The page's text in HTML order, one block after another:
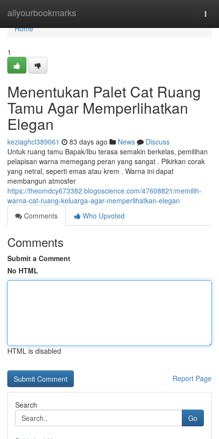
allyourbookmarks
Home
Home
1
Menentukan Palet Cat Ruang
Tamu Agar Memperlihatkan
Elegan
keziaghcl389061 83 days ago News
Discuss
Untuk ruang tamu Bapak/Ibu terasa semakin berkelas, pemilihan
pelapisan warna memegang peran yang sangat . Pikirkan corak
yang netral, seperti emas atau krem . Warna ini dapat
membangun atmosfer
https://theomdcy673382.blogoscience.com/47608821/memilih-
warna-cat-ruang-keluarga-agar-memperlihatkan-elegan
Comments
Who Upvoted
Comments
Submit a Comment
No HTML
HTML is disabled
Report Page
Search
Go